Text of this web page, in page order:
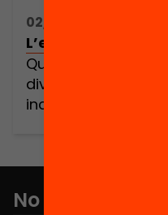
02/03/2018 16:00h -
L’escola no és per
Quines estratègies
diversitat d’una
inclusiva?
No et perdis res